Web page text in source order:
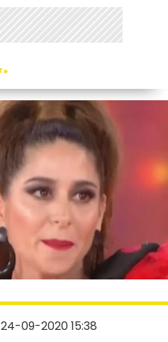
24-09-2020 15:38